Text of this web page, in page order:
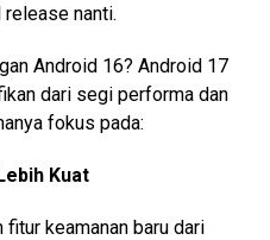
nanti.
Android 16? Android 17
dari segi performa dan
fokus pada:
Kuat
keamanan baru dari